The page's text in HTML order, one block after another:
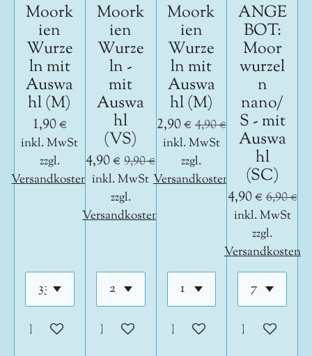
Moork
ien
Wurze
ln mit
Auswa
hl (M)
1,90 €
inkl. MwSt
zzgl.
Versandkosten
In den Warenkorb
Moork
ien
Wurze
ln -
mit
Auswa
hl
(VS)
4,90 € 9,90 €
inkl. MwSt
zzgl.
Versandkosten
In den Warenkorb
Moork
ien
Wurze
ln mit
Auswa
hl (M)
2,90 € 4,90 €
inkl. MwSt
zzgl.
Versandkosten
In den Warenkorb
ANGE
BOT:
Moor
wurzel
n
nano/
S - mit
Auswa
hl
(SC)
4,90 €6,90 €
inkl. MwSt
zzgl.
Versandkosten
In den